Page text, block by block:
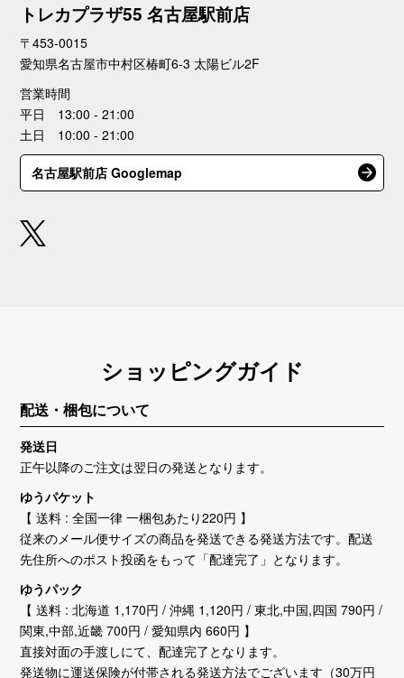
トレカプラザ55 名古屋駅前店
〒453-0015
愛知県名古屋市中村区椿町6-3 太陽ビル2F
営業時間
平日 13:00 - 21:00
土日 10:00 - 21:00
名古屋駅前店 Googlemap
ショッピングガイド
配送・梱包について
発送日
正午以降のご注文は翌日の発送となります。
ゆうパケット
【 送料 : 全国一律 一梱包あたり220円 】
従来のメール便サイズの商品を発送できる発送方法です。配送
先住所へのポスト投函をもって「配達完了」となります。
ゆうパック
【 送料 : 北海道 1,170円 / 沖縄 1,120円 / 東北,中国,四国 790円 /
関東,中部,近畿 700円 / 愛知県内 660円 】
直接対面の手渡しにて、配達完了となります。
発送物に運送保険が付帯される発送方法でございます（30万円